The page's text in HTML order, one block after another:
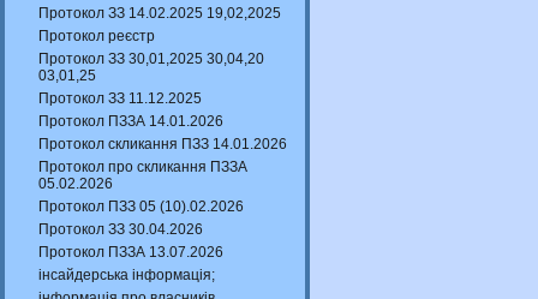
Протокол ЗЗ 14.02.2025 19,02,2025
Протокол реєстр
Протокол ЗЗ 30,01,2025 30,04,20
03,01,25
Протокол ЗЗ 11.12.2025
Протокол ПЗЗА 14.01.2026
Протокол скликання ПЗЗ 14.01.2026
Протокол про скликання ПЗЗА
05.02.2026
Протокол ПЗЗ 05 (10).02.2026
Протокол ЗЗ 30.04.2026
Протокол ПЗЗА 13.07.2026
інсайдерська інформація;